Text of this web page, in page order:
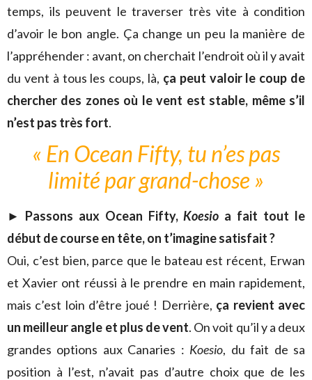
temps, ils peuvent le traverser très vite à condition
d’avoir le bon angle. Ça change un peu la manière de
l’appréhender : avant, on cherchait l’endroit où il y avait
du vent à tous les coups, là, ça peut valoir le coup de
chercher des zones où le vent est stable, même s’il
n’est pas très fort.
« En Ocean Fifty, tu n’es pas
limité par grand-chose »
► Passons aux Ocean Fifty,Koesio a fait tout le
début de course en tête, on t’imagine satisfait ?
Oui, c’est bien, parce que le bateau est récent, Erwan
et Xavier ont réussi à le prendre en main rapidement,
mais c’est loin d’être joué ! Derrière, ça revient avec
un meilleur angle et plus de vent. On voit qu’il y a deux
grandes options aux Canaries : Koesio, du fait de sa
position à l’est, n’avait pas d’autre choix que de les